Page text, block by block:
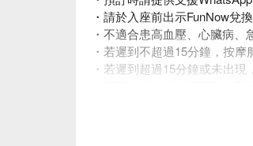
・請於入座前出示FunNow兌換
・不適合患高血壓、心臟病、
・若遲到不超過15分鐘，按
・若遲到超過15分鐘或未出